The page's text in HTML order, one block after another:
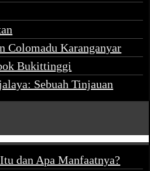
Colomadu Karanganyar
Bukittinggi
Sebuah Tinjauan
dan Apa Manfaatnya?